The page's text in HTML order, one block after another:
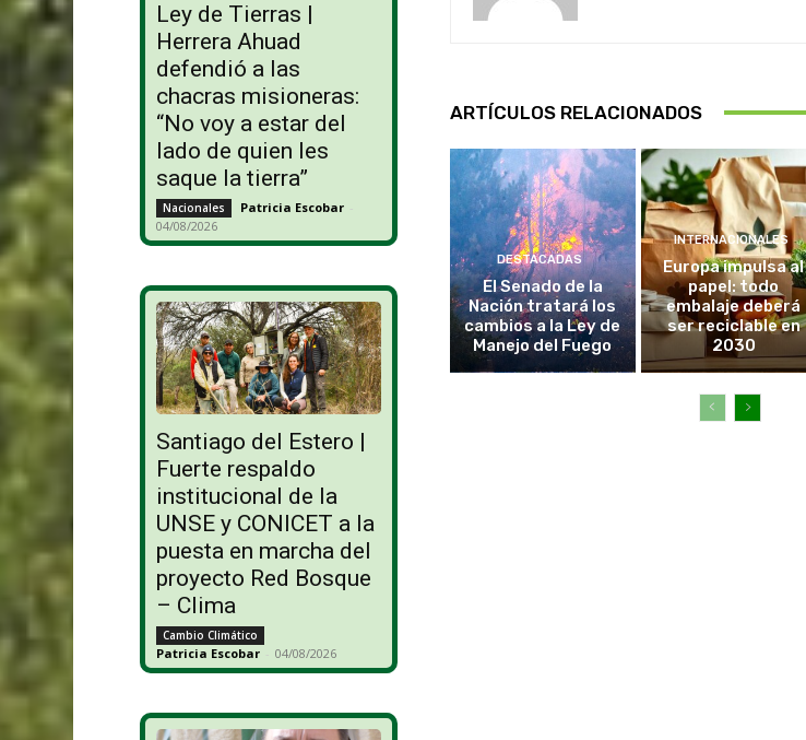
Ley de Tierras |
Herrera Ahuad
defendió a las
chacras misioneras:
“No voy a estar del
lado de quien les
saque la tierra”
Nacionales Patricia Escobar -
04/08/2026
Santiago del Estero |
Fuerte respaldo
institucional de la
UNSE y CONICET a la
puesta en marcha del
proyecto Red Bosque
– Clima
Cambio Climático
Patricia Escobar - 04/08/2026
ARTÍCULOS RELACIONADOS
DESTACADAS
El Senado de la
Nación tratará los
cambios a la Ley de
Manejo del Fuego
INTERNACIONALES
Europa impulsa al
papel: todo
embalaje deberá
ser reciclable en
2030